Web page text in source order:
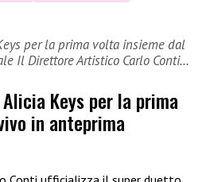
per la prima volta insieme dal
Il Direttore Artistico Carlo Conti…
Keys per la prima
in anteprima